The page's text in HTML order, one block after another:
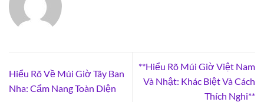
Hiểu Rõ Về Múi Giờ Tây Ban
Nha: Cẩm Nang Toàn Diện
**Hiểu Rõ Múi Giờ Việt Nam
Và Nhật: Khác Biệt Và Cách
Thích Nghi**